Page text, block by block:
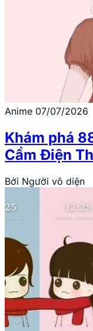
Anime 07/07/2026
Khám phá
Cầm Điện
Bởi Người vô diện